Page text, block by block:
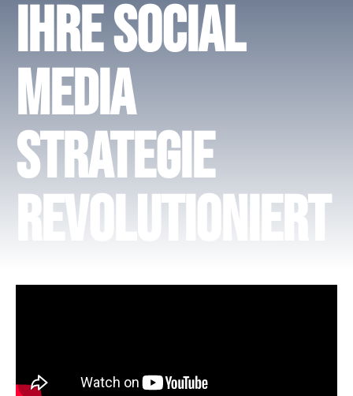
Ihre Social
Media
Strategie
revolutioniert